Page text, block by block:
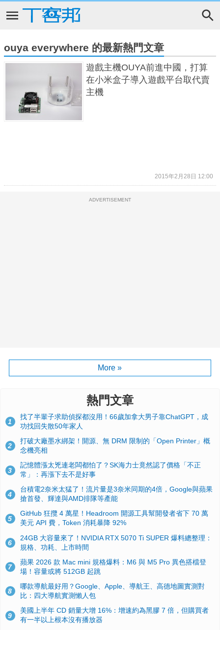
ouya everywhere 的最新熱門文章
遊戲主機OUYA前進中國，打算
在小米盒子導入遊戲平台取代賣
主機
2015年2月28日 12:00
ADVERTISEMENT
More »
熱門文章
1
找了半輩子求助偵探都沒用！66歲加拿大男子靠ChatGPT，成
功找回失散50年家人
2
打破大廠墨水綁架！開源、無 DRM 限制的「Open Printer」概
念機亮相
3
記憶體漲太兇連老闆都怕了？SK海力士竟然認了價格「不正
常」：再漲下去不是好事
4
台積電2奈米太猛了！流片量是3奈米同期的4倍，Google與蘋果
搶首發、輝達與AMD排隊等產能
5
GitHub 狂攬 4 萬星！Headroom 開源工具幫開發者省下 70 萬
美元 API 費，Token 消耗暴降 92%
6
24GB 大容量來了！NVIDIA RTX 5070 Ti SUPER 爆料總整理：
規格、功耗、上市時間
7
蘋果 2026 款 Mac mini 規格爆料：M6 與 M5 Pro 異色搭檔登
場！容量或將 512GB 起跳
8
哪款導航最好用？Google、Apple、導航王、高德地圖實測對
比：四大導航實測懶人包
9
美國上半年 CD 銷量大增 16%：增速約為黑膠 7 倍，但購買者
有一半以上根本沒有播放器